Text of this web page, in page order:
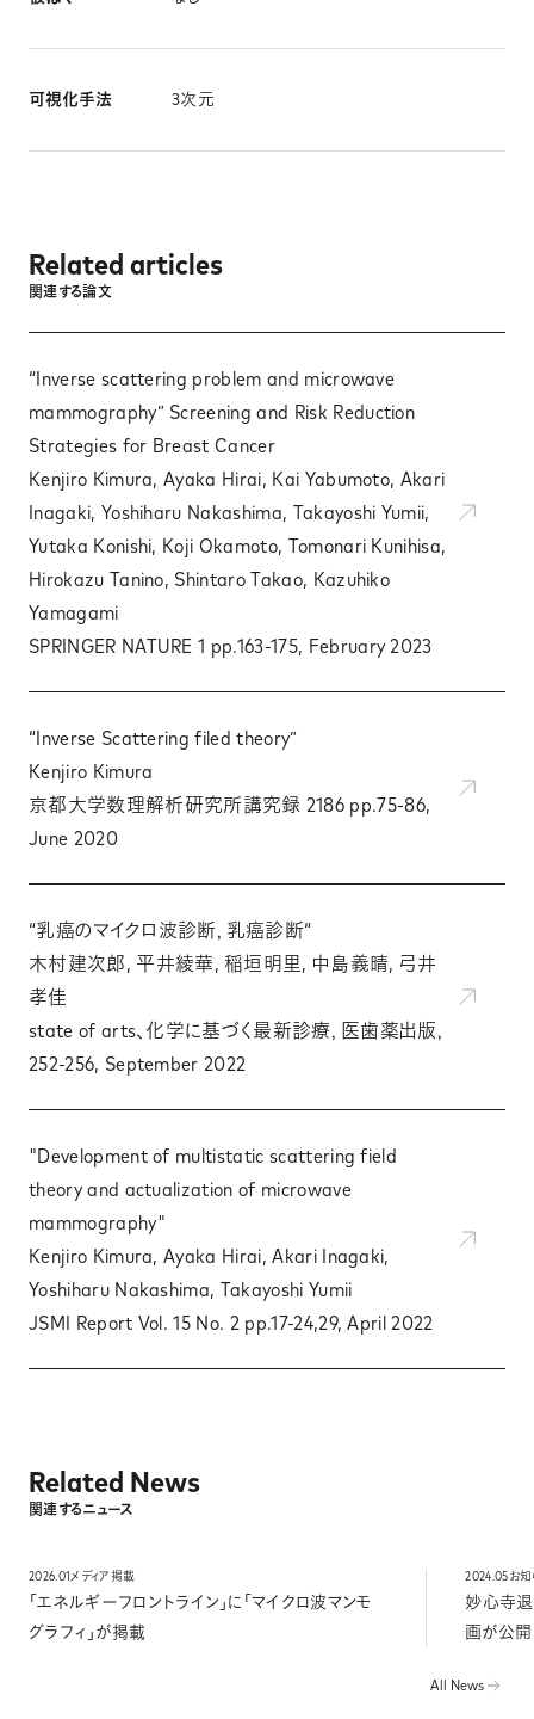
可視化手法 3次元
Related articles
関連する論文
“Inverse scattering problem and microwave
mammography” Screening and Risk Reduction
Strategies for Breast Cancer
Kenjiro Kimura, Ayaka Hirai, Kai Yabumoto, Akari
Inagaki, Yoshiharu Nakashima, Takayoshi Yumii,
Yutaka Konishi, Koji Okamoto, Tomonari Kunihisa,
Hirokazu Tanino, Shintaro Takao, Kazuhiko
Yamagami
SPRINGER NATURE 1 pp.163-175, February 2023
“Inverse Scattering filed theory”
Kenjiro Kimura
京都大学数理解析研究所講究録 2186 pp.75-86,
June 2020
“乳癌のマイクロ波診断，乳癌診断“
木村建次郎, 平井綾華, 稲垣明里, 中島義晴, 弓井
孝佳
state of arts、化学に基づく最新診療，医歯薬出版，
252-256, September 2022
"Development of multistatic scattering field
theory and actualization of microwave
mammography"
Kenjiro Kimura, Ayaka Hirai, Akari Inagaki,
Yoshiharu Nakashima, Takayoshi Yumii
JSMI Report Vol. 15 No. 2 pp.17-24,29, April 2022
Related News
関連するニュース
2026.01メディア掲載
「エネルギーフロントライン」に「マイクロ波マンモ
グラフィ」が掲載
2024.05お
妙心寺
画が公開
All News